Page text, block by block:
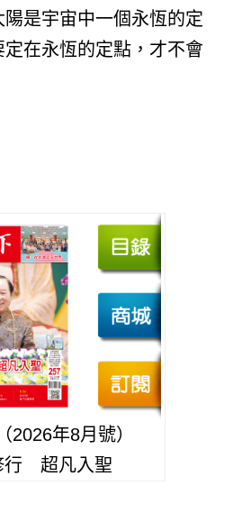
是宇宙中一個永恆的定
在永恆的定點，才不會
2026年8月號）
行 超凡入聖